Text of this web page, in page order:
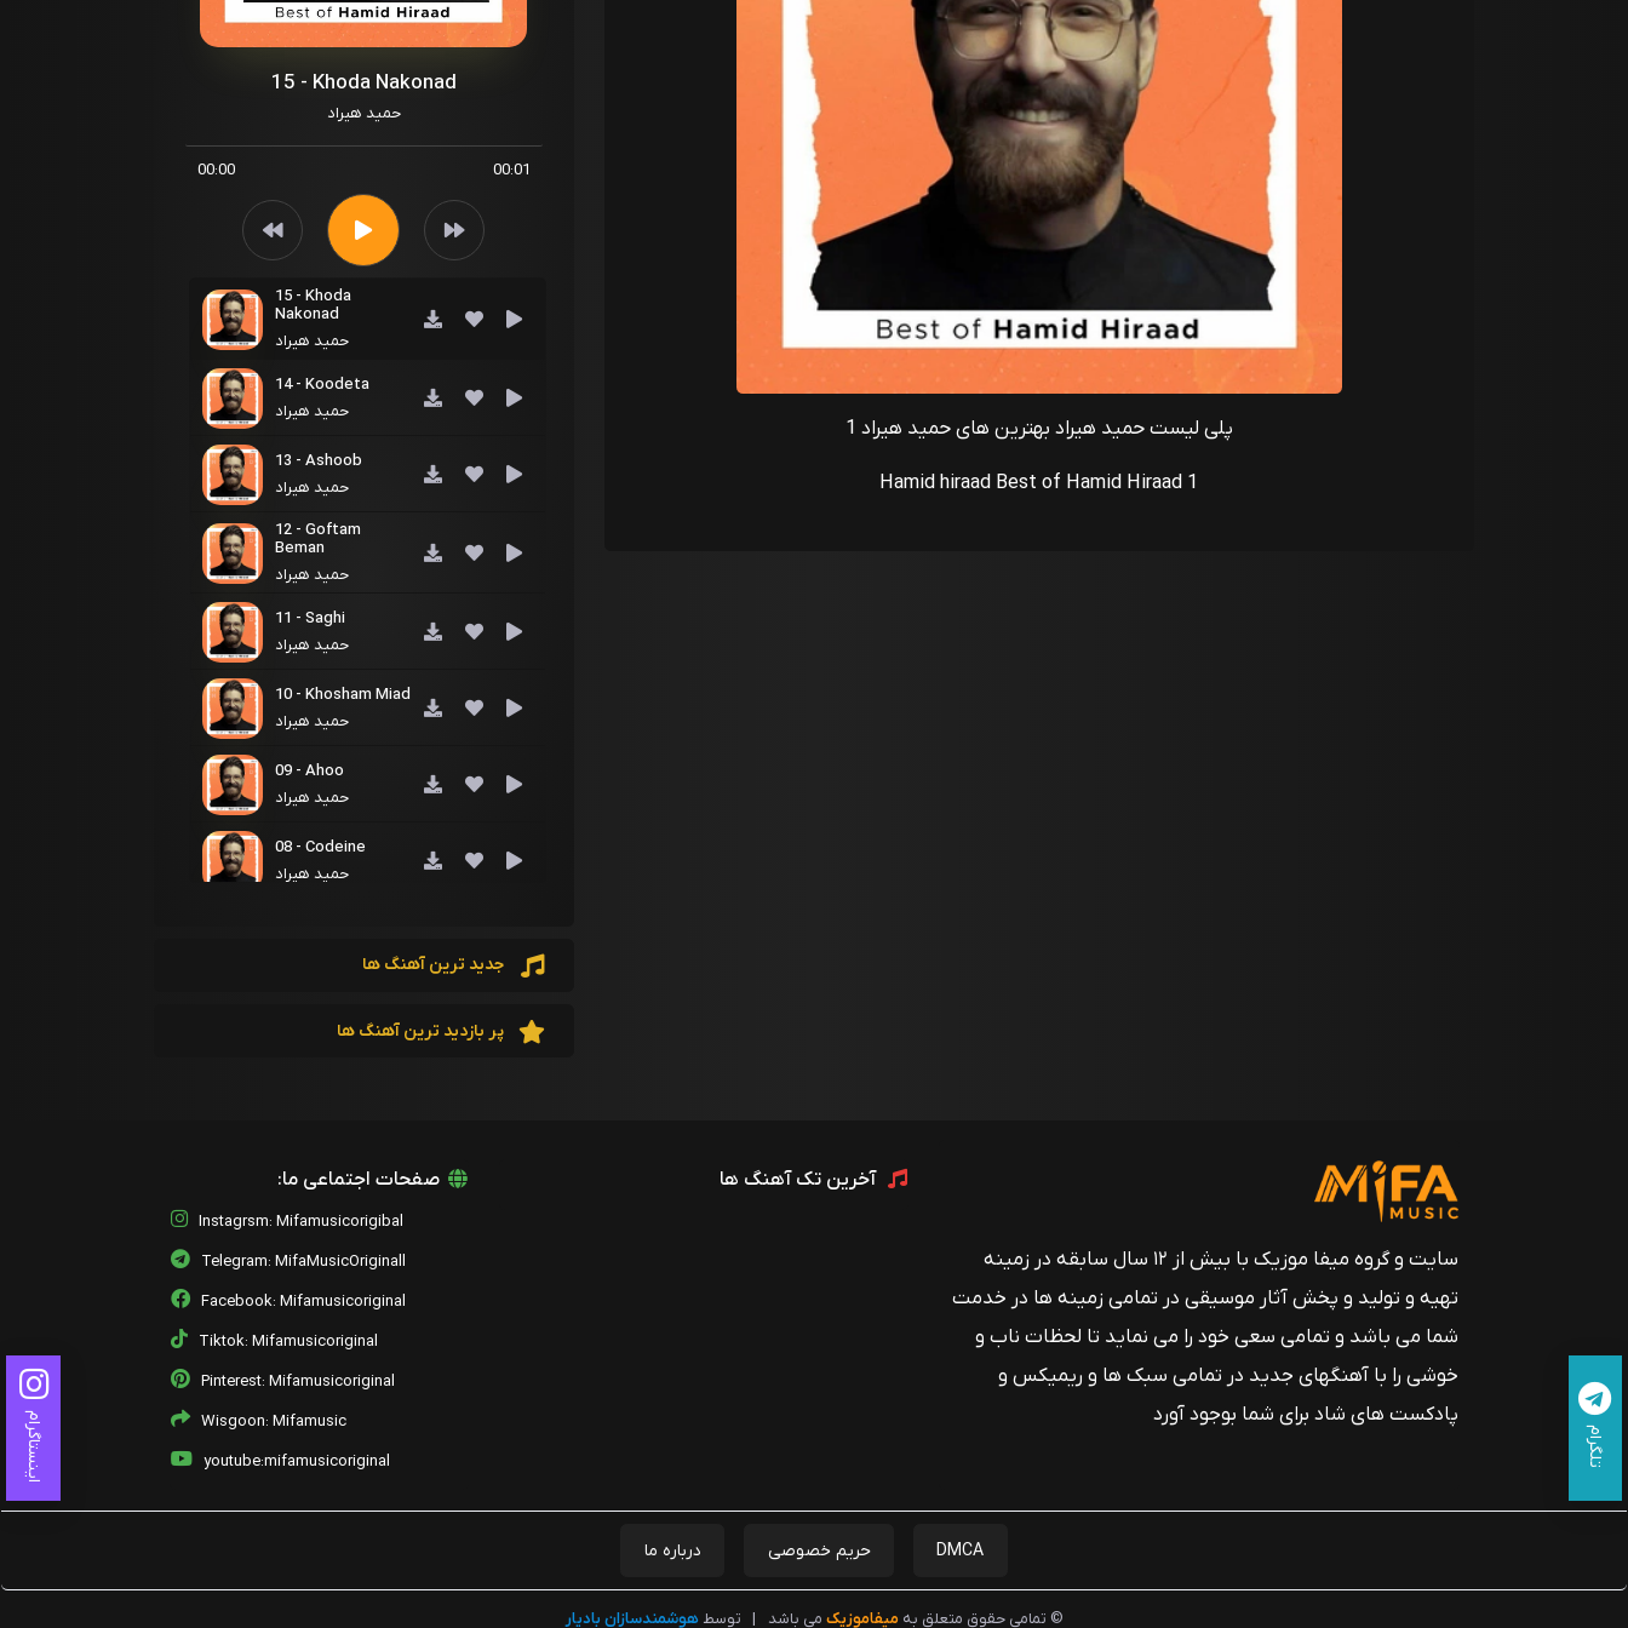
پلی لیست حمید هیراد بهترین های حمید هیراد 1
Hamid hiraad Best of Hamid Hiraad 1
15 - Khoda Nakonad
حمید هیراد
00:00 00:01
15 - Khoda
Nakonad
حمید هیراد
14 - Koodeta
حمید هیراد
13 - Ashoob
حمید هیراد
12 - Goftam
Beman
حمید هیراد
11 - Saghi
حمید هیراد
10 - Khosham Miad
حمید هیراد
09 - Ahoo
حمید هیراد
08 - Codeine
حمید هیراد
حمید هیراد
حمید هیراد
03 - Enferadi
حمید هیراد
02 - Eshgh
حمید هیراد
01 - Shookhie
Mage
حمید هیراد
جدید ترین آهنگ ها
پر بازدید ترین آهنگ ها
سایت و گروه میفا موزیک با بیش از ۱۲ سال سابقه در زمینه
تهیه و تولید و پخش آثار موسیقی در تمامی زمینه ها در خدمت
شما می باشد و تمامی سعی خود را می نماید تا لحظات ناب و
خوشی را با آهنگهای جدید در تمامی سبک ها و ریمیکس و
پادکست های شاد برای شما بوجود آورد
آخرین تک آهنگ ها صفحات اجتماعی ما:
Instagrsm: Mifamusicorigibal
Telegram: MifaMusicOriginall
Facebook: Mifamusicoriginal
Tiktok: Mifamusicoriginal
Pinterest: Mifamusicoriginal
Wisgoon: Mifamusic
youtube:mifamusicoriginal
DMCA حریم خصوصی درباره ما
© تمامی حقوق متعلق به میفاموزیک می باشد | توسطهوشمندسازان بادیار
اینستاگرام تلگرام